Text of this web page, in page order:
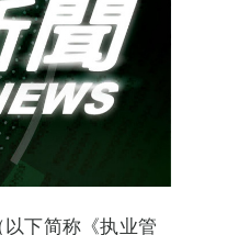
下简称《执业管